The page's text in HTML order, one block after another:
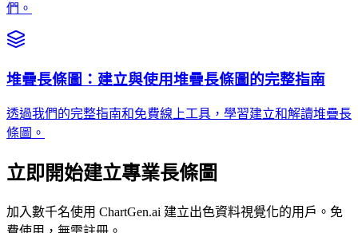
們。
堆疊長條圖：建立與使用堆疊長條圖的完整指南
透過我們的完整指南和免費線上工具，學習建立和解讀堆疊長
條圖。
立即開始建立專業長條圖
加入數千名使用 ChartGen.ai 建立出色資料視覺化的用戶。免